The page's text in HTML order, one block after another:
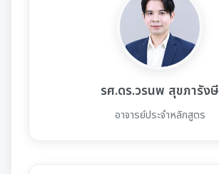
รศ.ดร.วรนพ สุขภารังษี
อาจารย์ประจำหลักสูตร